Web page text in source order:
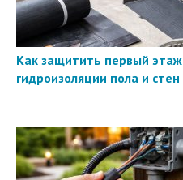
Как защитить первый этаж
гидроизоляции пола и стен